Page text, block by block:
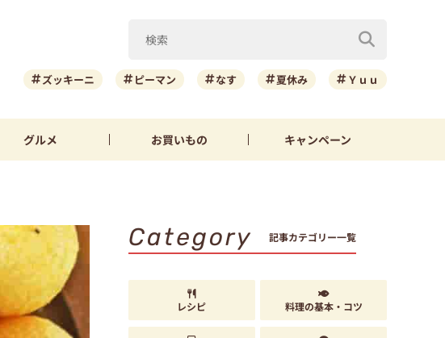
ズッキーニ ピーマン なす 夏休み Ｙｕｕ
グルメ お買いもの キャンペーン
Category 記事カテゴリー一覧
レシピ 料理の基本・コツ